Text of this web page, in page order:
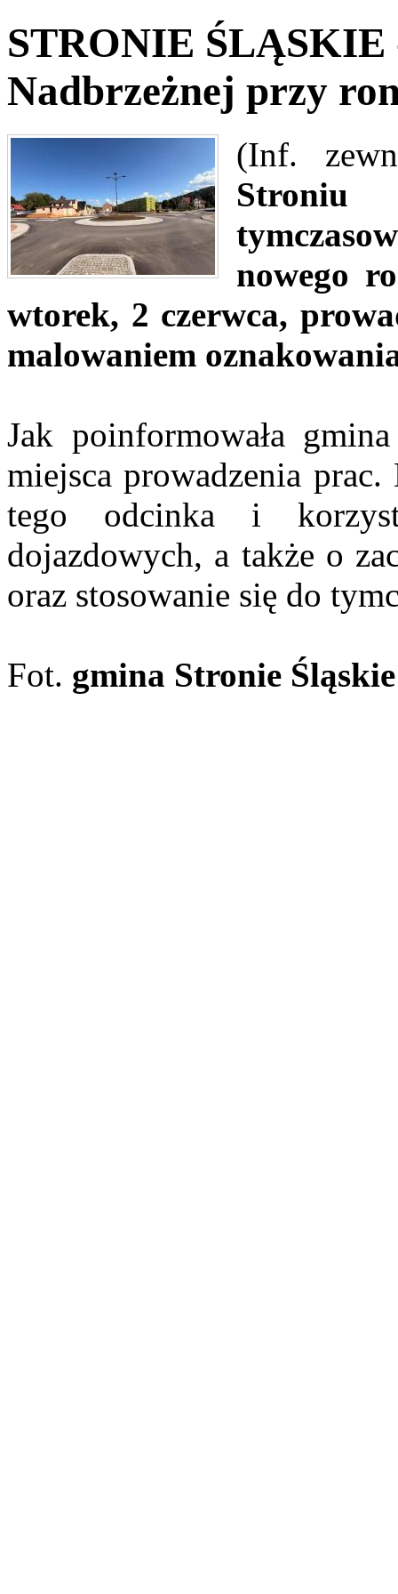
STRONIE
Nadbrzeżnej przy
(Inf.
Stroniu
nowego
wtorek, 2 czerwca,
malowaniem
Jak poinformowała
miejsca prowadzenia
tego odcinka i
dojazdowych, a także o
oraz stosowanie się do
Fot. gmina Stronie Śląskie